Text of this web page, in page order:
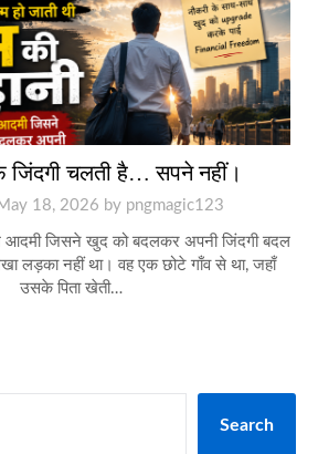
जिंदगी चलती है… सपने नहीं।
18, 2026 by pngmagic123
आदमी जिसने खुद को बदलकर अपनी जिंदगी बदल
लड़का नहीं था। वह एक छोटे गाँव से था, जहाँ
उसके पिता खेती…
Search